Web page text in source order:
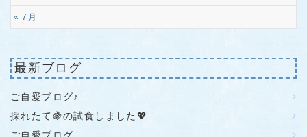
« 7月
最新ブログ
ご自愛ブログ♪
採れたて🍇の試食しました💖